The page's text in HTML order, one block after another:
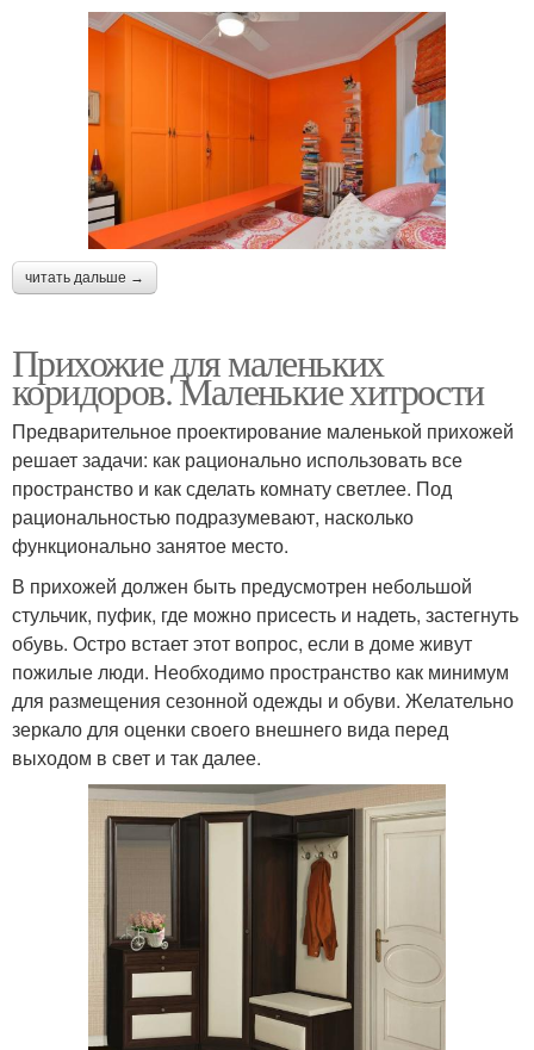
читать дальше →
Прихожие для маленьких
коридоров. Маленькие хитрости
Предварительное проектирование маленькой прихожей
решает задачи: как рационально использовать все
пространство и как сделать комнату светлее. Под
рациональностью подразумевают, насколько
функционально занятое место.
В прихожей должен быть предусмотрен небольшой
стульчик, пуфик, где можно присесть и надеть, застегнуть
обувь. Остро встает этот вопрос, если в доме живут
пожилые люди. Необходимо пространство как минимум
для размещения сезонной одежды и обуви. Желательно
зеркало для оценки своего внешнего вида перед
выходом в свет и так далее.